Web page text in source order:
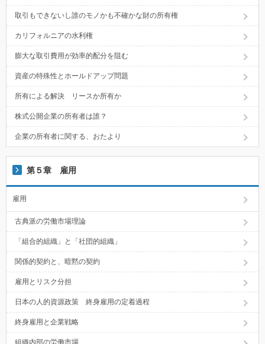
取引もできないし誰のモノかも不確かな財の所有権
カリフォルニアの水利権
膨大な取引費用が効率的配分を阻む
資産の特殊性とホールドアップ問題
所有による解決 リースか所有か
株式公開企業の所有者は誰？
企業の所有者に関する、おたより
第５章 雇用
雇用
古典派の労働市場理論
「組合的組織」と「社団的組織」
関係的契約と、暗黙の契約
雇用とリスク分担
日本の人的資源政策 終身雇用の定着過程
終身雇用と企業戦略